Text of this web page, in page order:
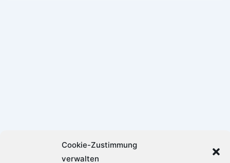
Cookie-Zustimmung
verwalten